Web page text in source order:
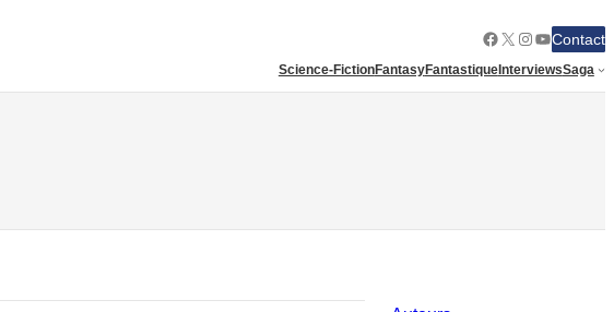
Facebook
X Instagram
YouTube
Contact
Science-FictionFantasyFantastiqueInterviewsSaga